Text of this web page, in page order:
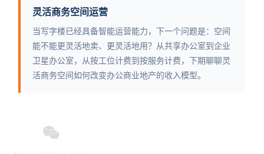
灵活商务空间运营
当写字楼已经具备智能运营能力，下一个问题是：空间
能不能更灵活地卖、更灵活地用？从共享办公室到企业
卫星办公室，从按工位计费到按服务计费，下期聊聊灵
活商务空间如何改变办公商业地产的收入模型。